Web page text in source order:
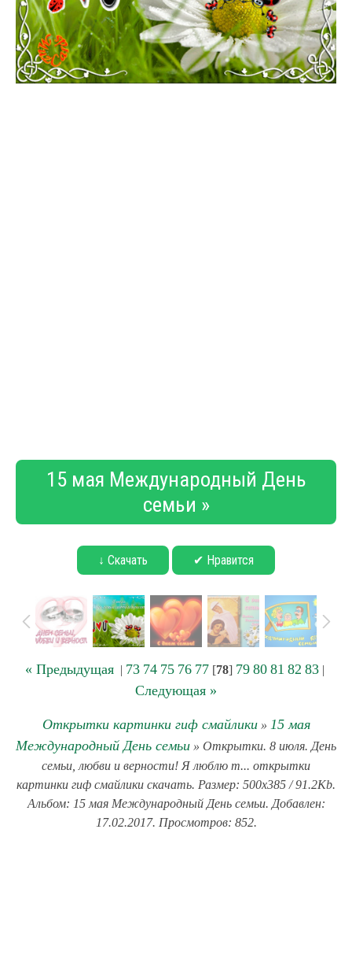
15 мая Международный День
семьи »
↓ Скачать ✔ Нравится
« Предыдущая| 73 74 75 76 77[78] 79 80 81 82 83|
Следующая »
Открытки картинки гиф смайлики» 15 мая
Международный День семьи » Открытки. 8 июля. День
семьи, любви и верности! Я люблю т... открытки
картинки гиф смайлики скачать. Размер: 500x385 / 91.2Kb.
Альбом: 15 мая Международный День семьи. Добавлен:
17.02.2017. Просмотров: 852.